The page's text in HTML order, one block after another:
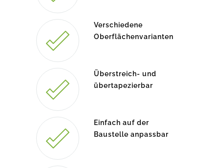
Verschiedene
Oberflächenvarianten
Überstreich- und
übertapezierbar
Einfach auf der
Baustelle anpassbar